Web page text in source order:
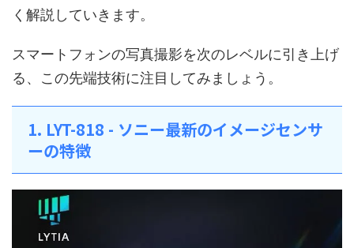
く解説していきます。
スマートフォンの写真撮影を次のレベルに引き上げ
る、この先端技術に注目してみましょう。
1. LYT-818 - ソニー最新のイメージセンサ
ーの特徴